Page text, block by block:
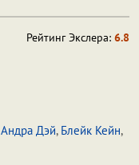
Рейтинг Экслера: 6.8
Андра Дэй, Блейк Кейн,